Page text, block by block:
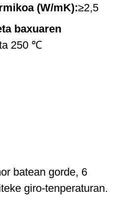
(W/mK):≥2,5
baxuaren
250 ℃
batean gorde, 6
giro-tenperaturan.